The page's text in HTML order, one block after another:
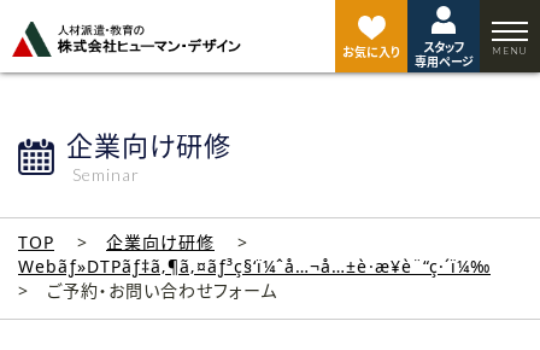
お気に入り
スタッフ
専用ページ
企業向け研修
Seminar
TOP
企業向け研修
Webãƒ»DTPãƒ‡ã‚¶ã‚¤ãƒ³ç§‘ï¼ˆå…¬å…±è·æ¥­è¨“ç·´ï¼‰
ご予約・お問い合わせフォーム
ジ
ト